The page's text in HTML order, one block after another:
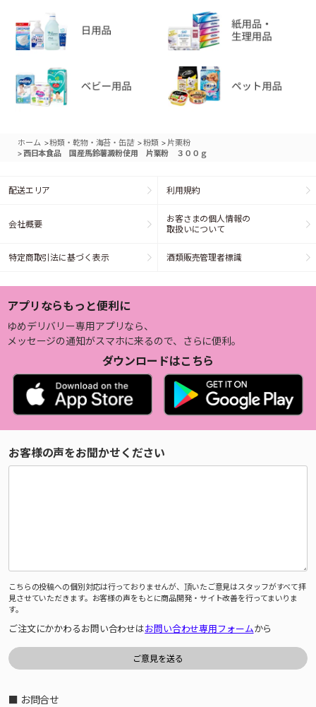
ホーム >粉類・乾物・海苔・缶詰 >粉類 > 片栗粉
>西日本食品 国産馬鈴薯澱粉使用 片栗粉 ３００ｇ
配送エリア 利用規約
会社概要
お客さまの個人情報の
取扱いについて
特定商取引法に基づく表示 酒類販売管理者標識
アプリならもっと便利に
ゆめデリバリー専用アプリなら、
メッセージの通知がスマホに来るので、さらに便利。
ダウンロードはこちら
お客様の声をお聞かせください
こちらの投稿への個別対応は行っておりませんが、頂いたご意見はスタッフがすべて拝
見させていただきます。お客様の声をもとに商品開発・サイト改善を行ってまいりま
す。
ご注文にかかわるお問い合わせはお問い合わせ専用フォームから
■ お問合せ